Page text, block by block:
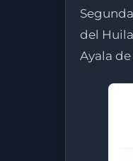
del
Ayala